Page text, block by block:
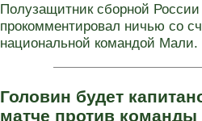
Полузащитник сборной
прокомментировал ничью со
национальной командой Мали.
Головин будет
матче против